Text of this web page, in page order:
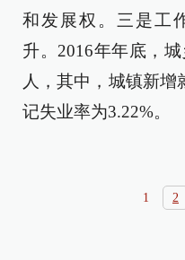
和发展权。三是工
升。2016年年底，
人，其中，城镇新增
记失业率为3.22%。
1 2